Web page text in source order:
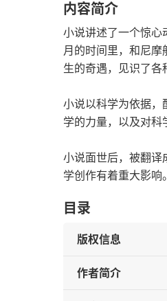
内容简介
小说讲述了一个惊心
月的时间里，和尼
生的奇遇，见识了各
小说以科学为依据，
学的力量，以及对科
小说面世后，被翻译
学创作有着重大影响。
目录
版权信息
作者简介